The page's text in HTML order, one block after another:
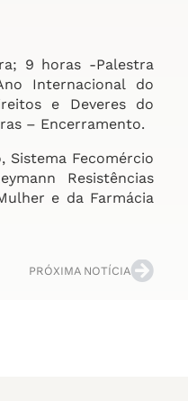
9 horas -Palestra
Internacional do
e Deveres do
– Encerramento.
Sistema Fecomércio
Resistências
e da Farmácia
PRÓXIMA NOTÍCIA